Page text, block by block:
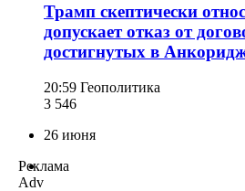
Трамп скептически
допускает отказ от
достигнутых в
20:59 Геополитика
3 546
26 июня
Реклама
Adv